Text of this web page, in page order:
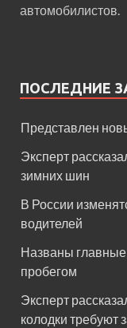
автомобилистов.
ПОСЛЕДНИЕ
Представлен
Эксперт
зимних шин
В России
водителей
Названы
пробегом
Эксперт
колодки требуют